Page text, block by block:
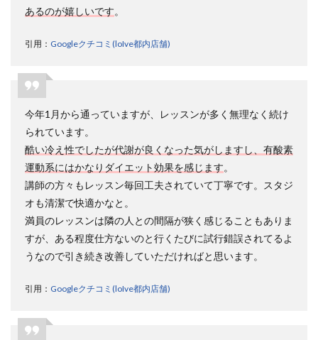
9.ロイ
ブのキ
ル料は
です
か？
10.ロイ
ブの休会
手続き
あるのが嬉しいです。
引用： Googleクチコミ(loIve都内店舗)
今年1月から通っていますが、レッスンが多く無理なく続け
られています。
酷い冷え性でしたが代謝が良くなった気がしますし、有酸素
運動系にはかなりダイエット効果を感じます。
講師の方々もレッスン毎回工夫されていて丁寧です。スタジ
オも清潔で快適かなと。
満員のレッスンは隣の人との間隔が狭く感じることもありま
すが、ある程度仕方ないのと行くたびに試行錯誤されてるよ
うなので引き続き改善していただければと思います。
引用： Googleクチコミ(loIve都内店舗)